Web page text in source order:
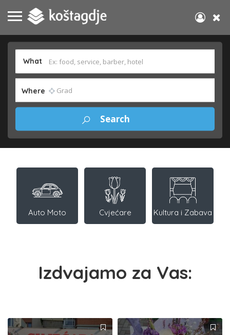
What
Where
Auto Moto Cvjećare Kultura i Zabava
Izdvajamo za Vas: